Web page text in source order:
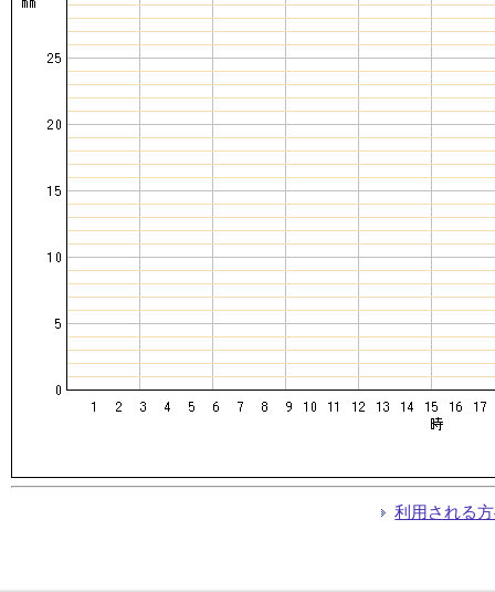
利用される